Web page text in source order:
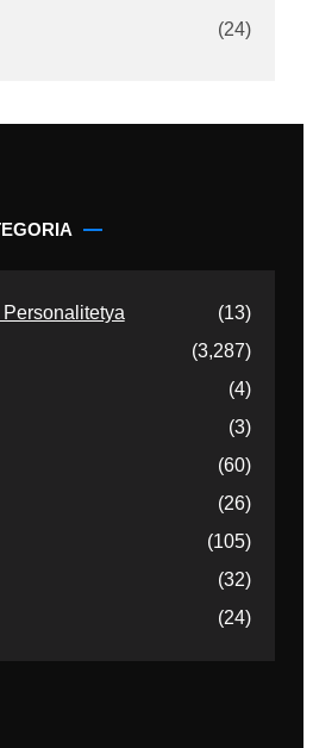
(24)
(13)
(3,287)
(4)
(3)
(60)
(26)
(105)
(32)
(24)